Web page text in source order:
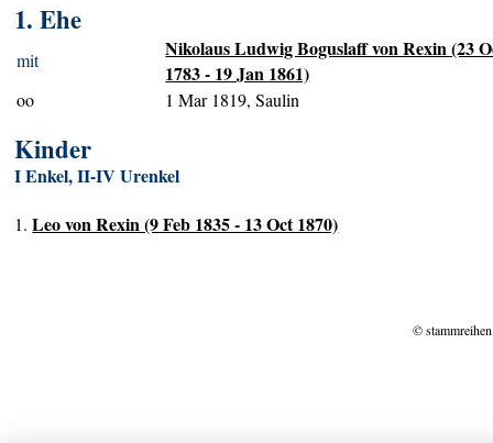
1. Ehe
mit
Nikolaus Ludwig Boguslaff von Rexin (23
1783 - 19 Jan 1861)
oo 1 Mar 1819, Saulin
Kinder
I Enkel, II-IV Urenkel
1.Leo von Rexin (9 Feb 1835 - 13 Oct 1870)
©